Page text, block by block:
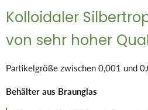
Kolloidaler
von sehr hoher
Partikelgröße zwischen 0,001 und
Behälter aus Braunglas